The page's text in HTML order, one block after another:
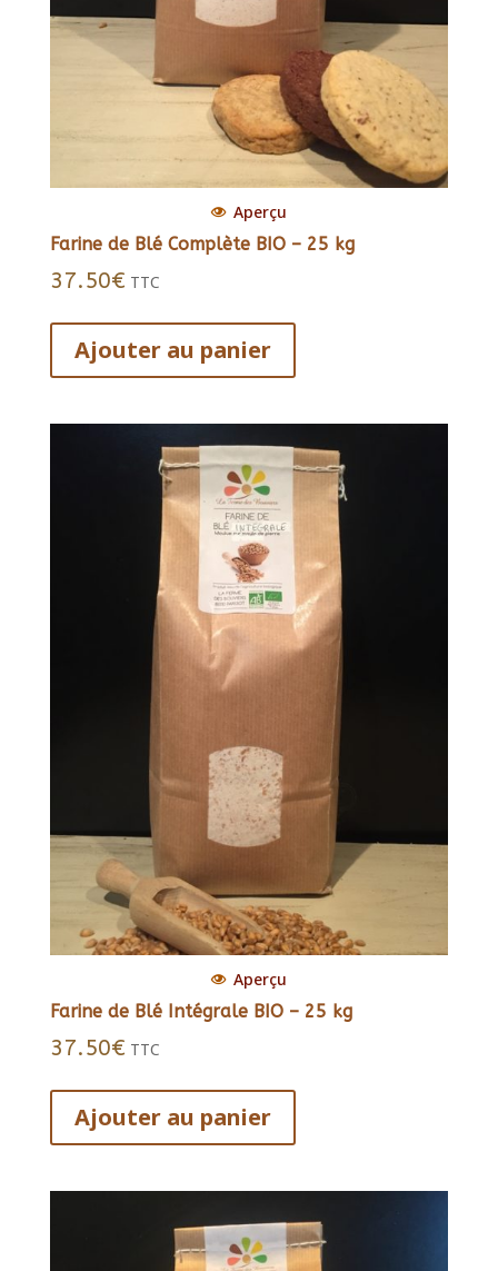
Aperçu
Farine de Blé Complète BIO – 25 kg
37.50€ TTC
Ajouter au panier
Aperçu
Farine de Blé Intégrale BIO – 25 kg
37.50€ TTC
Ajouter au panier